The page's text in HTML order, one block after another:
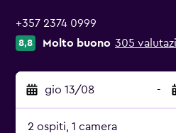
+357 2374 0999
8,8 Molto buono 305
gio 13/08 -
2 ospiti, 1 camera